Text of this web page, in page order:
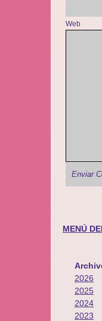
Web
MENÚ
2026
2025
2024
2023